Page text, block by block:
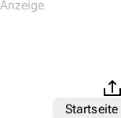
Startseite